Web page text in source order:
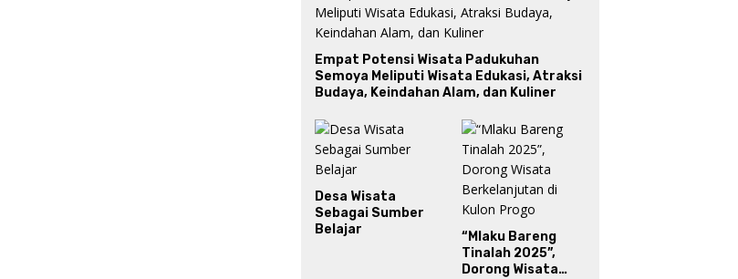
Empat Potensi Wisata Padukuhan
Semoya Meliputi Wisata Edukasi, Atraksi
Budaya, Keindahan Alam, dan Kuliner
Desa Wisata
Sebagai Sumber
Belajar
“Mlaku Bareng
Tinalah 2025”,
Dorong Wisata